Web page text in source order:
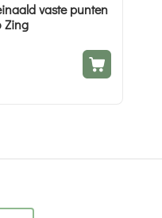
vaste punten
Zing